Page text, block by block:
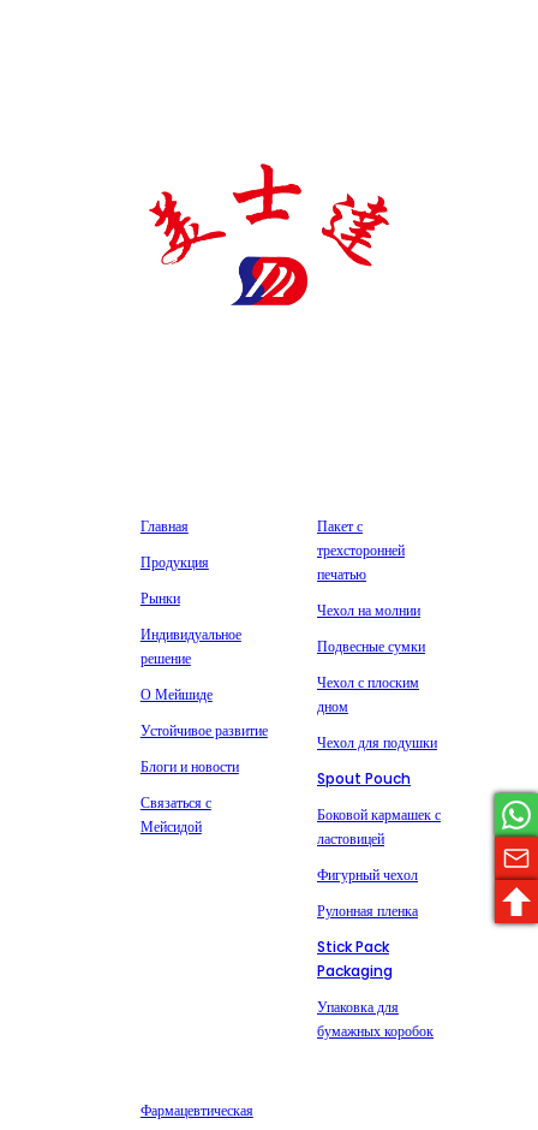
Главная
Продукция
Рынки
Индивидуальное
решение
О Мейшиде
Устойчивое развитие
Блоги и новости
Связаться с
Мейсидой
Пакет с
трехсторонней
печатью
Чехол на молнии
Подвесные сумки
Чехол с плоским
дном
Чехол для подушки
Spout Pouch
Боковой кармашек с
ластовицей
Фигурный чехол
Рулонная пленка
Stick Pack
Packaging
Упаковка для
бумажных коробок
Фармацевтическая